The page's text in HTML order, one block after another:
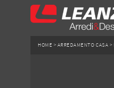
HOME > ARREDAMENTO CASA >